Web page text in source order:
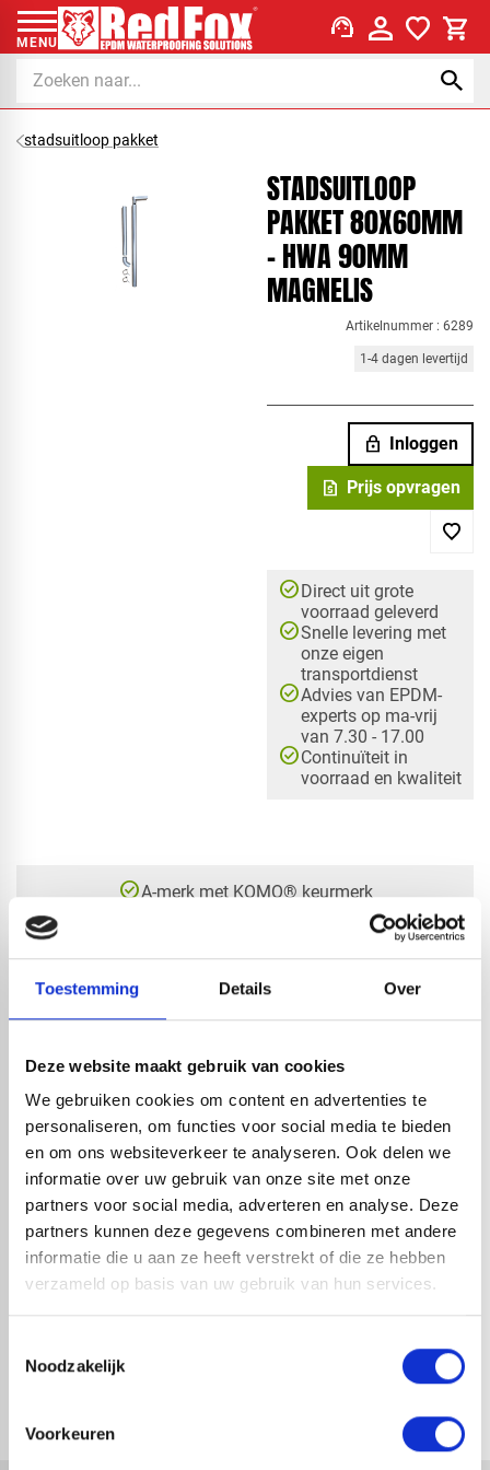
Toestemming Details Over
Deze website maakt gebruik van cookies
We gebruiken cookies om content en advertenties te
personaliseren, om functies voor social media te bieden
en om ons websiteverkeer te analyseren. Ook delen we
informatie over uw gebruik van onze site met onze
partners voor social media, adverteren en analyse. Deze
partners kunnen deze gegevens combineren met andere
informatie die u aan ze heeft verstrekt of die ze hebben
verzameld op basis van uw gebruik van hun services.
Noodzakelijk
Voorkeuren
MENU support_agent
stadsuitloop pakket
STADSUITLOOP
PAKKET 80X60MM
- HWA 90MM
MAGNELIS
Artikelnummer : 6289
1-4 dagen levertijd
lock Inloggen
request_quote Prijs opvragen
check_circleDirect uit grote
voorraad geleverd
check_circleSnelle levering met
onze eigen
transportdienst
check_circleAdvies van EPDM-
experts op ma-vrij
van 7.30 - 17.00
check_circleContinuïteit in
voorraad en kwaliteit
check_circleA-merk met KOMO® keurmerk
Leverancier met expertise in EPDM-verwerking
STADSUITLOOP PAKKET